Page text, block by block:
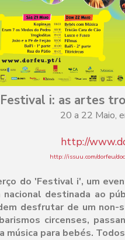
Festival i: as artes
20 a 22 Maio,
http://
http://issuu.com/dorfeu/
do 'Festival i', um
nacional destinada ao
desfrutar de um
circenses,
música para bebés.